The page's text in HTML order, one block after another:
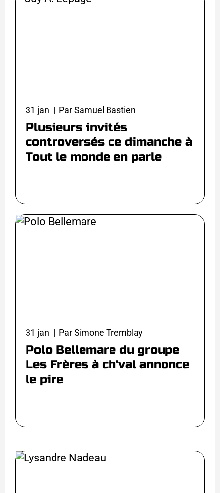
31 jan | Par Samuel Bastien
Plusieurs invités
controversés ce dimanche à
Tout le monde en parle
31 jan | Par Simone Tremblay
Polo Bellemare du groupe
Les Frères à ch'val annonce
le pire